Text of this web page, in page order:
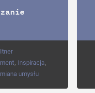
Inspiracja
umysłu